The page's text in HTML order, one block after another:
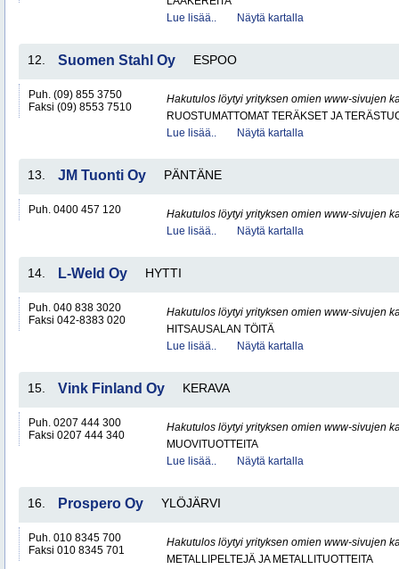
Lue lisää..
Näytä kartalla
12. Suomen Stahl Oy ESPOO
Puh. (09) 855 3750
Faksi (09) 8553 7510
Hakutulos löytyi yrityksen omien www-sivujen
RUOSTUMATTOMAT TERÄKSET JA
Lue lisää..
Näytä kartalla
13. JM Tuonti Oy PÄNTÄNE
Puh. 0400 457 120
Hakutulos löytyi yrityksen omien www-sivujen
Lue lisää..
Näytä kartalla
14. L-Weld Oy HYTTI
Puh. 040 838 3020
Faksi 042-8383 020
Hakutulos löytyi yrityksen omien www-sivujen
HITSAUSALAN TÖITÄ
Lue lisää..
Näytä kartalla
15. Vink Finland Oy KERAVA
Puh. 0207 444 300
Faksi 0207 444 340
Hakutulos löytyi yrityksen omien www-sivujen
MUOVITUOTTEITA
Lue lisää..
Näytä kartalla
16. Prospero Oy YLÖJÄRVI
Puh. 010 8345 700
Faksi 010 8345 701
Hakutulos löytyi yrityksen omien www-sivujen
METALLIPELTEJÄ JA METALLITUOTTEITA